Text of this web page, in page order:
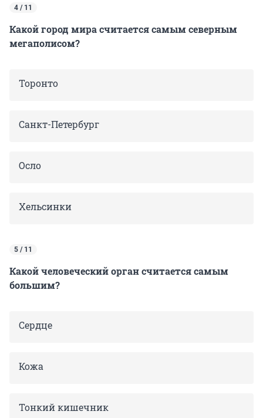
4 / 11
Какой город мира считается самым северным
мегаполисом?
Торонто
Санкт-Петербург
Осло
Хельсинки
5 / 11
Какой человеческий орган считается самым
большим?
Сердце
Кожа
Тонкий кишечник